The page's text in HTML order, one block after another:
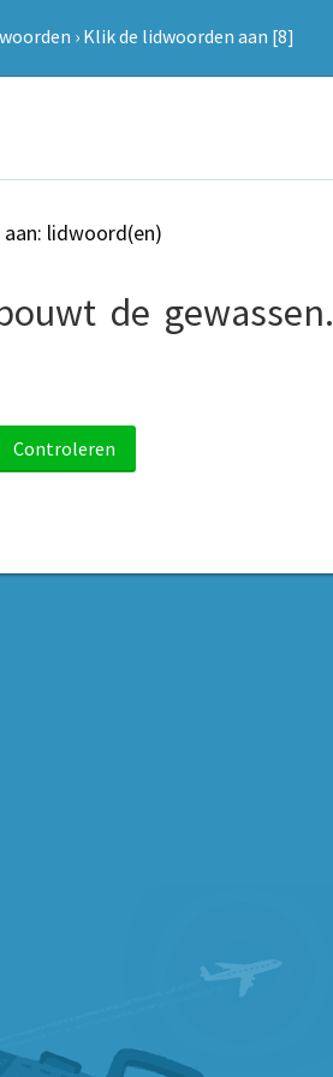
› Klik de lidwoorden aan [8]
aan: lidwoord(en)
de gewassen.